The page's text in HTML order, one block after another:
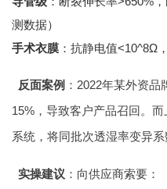
测数据）
手术衣膜 ：抗静电值<10^8Ω
反面案例 ：2022年某外资
15%，导致客户产品召回。
系统，将同批次透湿率变异系
实操建议 ：向供应商索要：